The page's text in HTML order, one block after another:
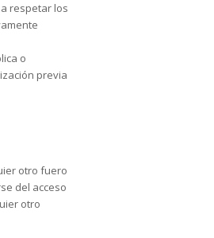
respetar los
o
previa
otro fuero
del acceso
otro